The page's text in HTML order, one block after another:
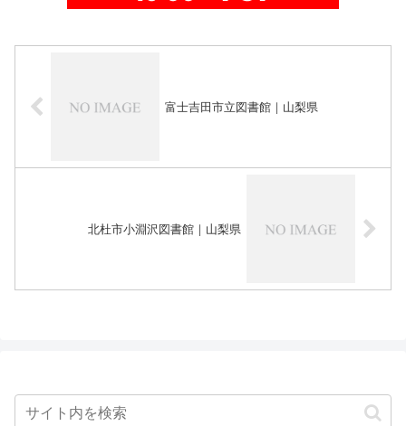
富士吉田市立図書館｜山梨県
北杜市小淵沢図書館｜山梨県